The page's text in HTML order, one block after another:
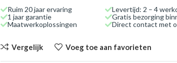
Ruim 20 jaar ervaring
1 jaar garantie
Maatwerkoplossingen
Levertijd: 2 – 4
Gratis bezorging
Direct contact met
Vergelijk Voeg toe aan favorieten